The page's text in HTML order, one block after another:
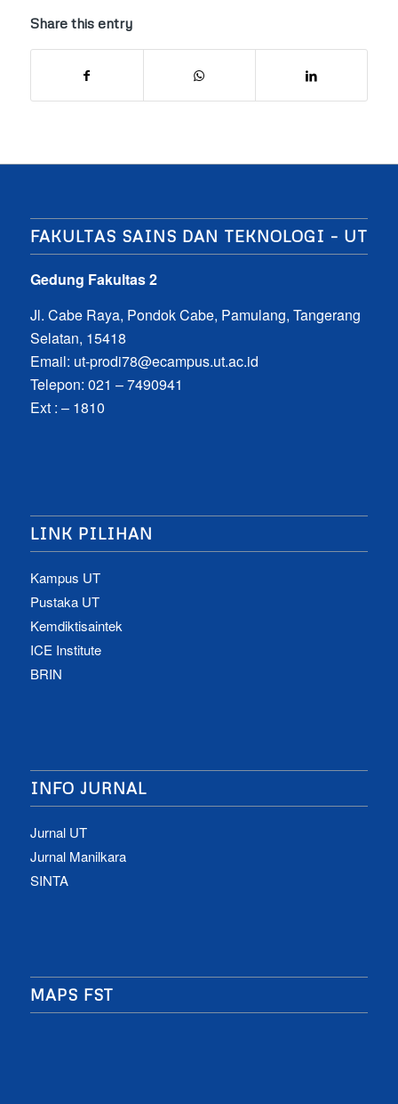
Share this entry
FAKULTAS SAINS DAN TEKNOLOGI – UT
Gedung Fakultas 2
Jl. Cabe Raya, Pondok Cabe, Pamulang, Tangerang
Selatan, 15418
Email: ut-prodi78@ecampus.ut.ac.id
Telepon: 021 – 7490941
Ext : – 1810
LINK PILIHAN
Kampus UT
Pustaka UT
Kemdiktisaintek
ICE Institute
BRIN
INFO JURNAL
Jurnal UT
Jurnal Manilkara
SINTA
MAPS FST